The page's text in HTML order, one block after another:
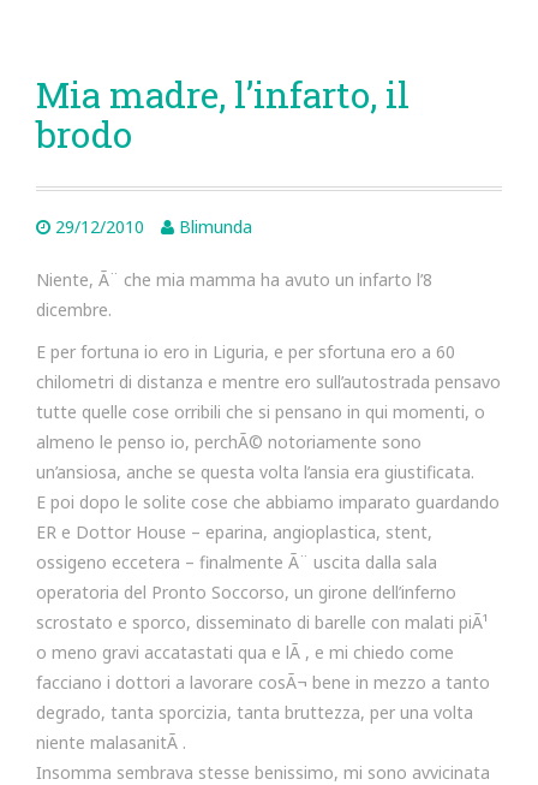
Mia madre, l’infarto, il
brodo
29/12/2010 Blimunda
Niente, Ã¨ che mia mamma ha avuto un infarto l’8
dicembre.
E per fortuna io ero in Liguria, e per sfortuna ero a 60
chilometri di distanza e mentre ero sull’autostrada pensavo
tutte quelle cose orribili che si pensano in qui momenti, o
almeno le penso io, perchÃ© notoriamente sono
un’ansiosa, anche se questa volta l’ansia era giustificata.
E poi dopo le solite cose che abbiamo imparato guardando
ER e Dottor House – eparina, angioplastica, stent,
ossigeno eccetera – finalmente Ã¨ uscita dalla sala
operatoria del Pronto Soccorso, un girone dell’inferno
scrostato e sporco, disseminato di barelle con malati piÃ¹
o meno gravi accatastati qua e lÃ , e mi chiedo come
facciano i dottori a lavorare cosÃ¬ bene in mezzo a tanto
degrado, tanta sporcizia, tanta bruttezza, per una volta
niente malasanitÃ .
Insomma sembrava stesse benissimo, mi sono avvicinata